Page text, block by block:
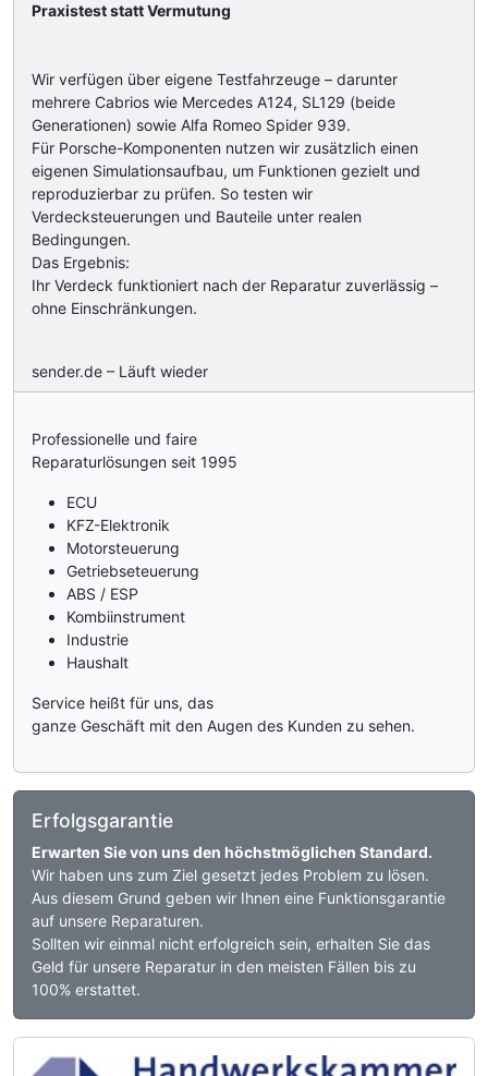
Praxistest statt Vermutung
Wir verfügen über eigene Testfahrzeuge – darunter
mehrere Cabrios wie Mercedes A124, SL129 (beide
Generationen) sowie Alfa Romeo Spider 939.
Für Porsche-Komponenten nutzen wir zusätzlich einen
eigenen Simulationsaufbau, um Funktionen gezielt und
reproduzierbar zu prüfen. So testen wir
Verdecksteuerungen und Bauteile unter realen
Bedingungen.
Das Ergebnis:
Ihr Verdeck funktioniert nach der Reparatur zuverlässig –
ohne Einschränkungen.
sender.de – Läuft wieder
Professionelle und faire
Reparaturlösungen seit 1995
ECU
KFZ-Elektronik
Motorsteuerung
Getriebseteuerung
ABS / ESP
Kombiinstrument
Industrie
Haushalt
Service heißt für uns, das
ganze Geschäft mit den Augen des Kunden zu sehen.
Erfolgsgarantie
Erwarten Sie von uns den höchstmöglichen Standard.
Wir haben uns zum Ziel gesetzt jedes Problem zu lösen.
Aus diesem Grund geben wir Ihnen eine Funktionsgarantie
auf unsere Reparaturen.
Sollten wir einmal nicht erfolgreich sein, erhalten Sie das
Geld für unsere Reparatur in den meisten Fällen bis zu
100% erstattet.